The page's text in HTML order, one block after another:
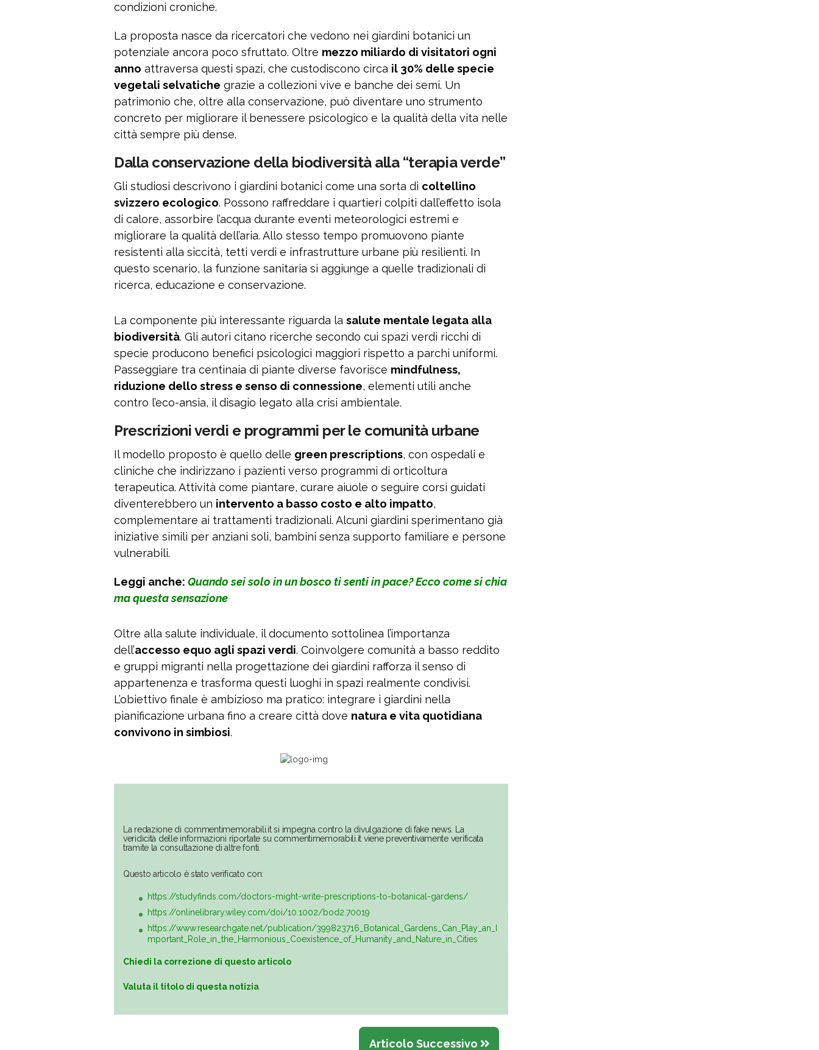
condizioni croniche.
La proposta nasce da ricercatori che vedono nei giardini botanici un
potenziale ancora poco sfruttato. Oltre mezzo miliardo di visitatori ogni
anno attraversa questi spazi, che custodiscono circa il 30% delle specie
vegetali selvatiche grazie a collezioni vive e banche dei semi. Un
patrimonio che, oltre alla conservazione, può diventare uno strumento
concreto per migliorare il benessere psicologico e la qualità della vita nelle
città sempre più dense.
Dalla conservazione della biodiversità alla “terapia verde”
Gli studiosi descrivono i giardini botanici come una sorta di coltellino
svizzero ecologico. Possono raffreddare i quartieri colpiti dall’effetto isola
di calore, assorbire l’acqua durante eventi meteorologici estremi e
migliorare la qualità dell’aria. Allo stesso tempo promuovono piante
resistenti alla siccità, tetti verdi e infrastrutture urbane più resilienti. In
questo scenario, la funzione sanitaria si aggiunge a quelle tradizionali di
ricerca, educazione e conservazione.
La componente più interessante riguarda la salute mentale legata alla
biodiversità. Gli autori citano ricerche secondo cui spazi verdi ricchi di
specie producono benefici psicologici maggiori rispetto a parchi uniformi.
Passeggiare tra centinaia di piante diverse favorisce mindfulness,
riduzione dello stress e senso di connessione, elementi utili anche
contro l’eco-ansia, il disagio legato alla crisi ambientale.
Prescrizioni verdi e programmi per le comunità urbane
Il modello proposto è quello delle green prescriptions, con ospedali e
cliniche che indirizzano i pazienti verso programmi di orticoltura
terapeutica. Attività come piantare, curare aiuole o seguire corsi guidati
diventerebbero un intervento a basso costo e alto impatto,
complementare ai trattamenti tradizionali. Alcuni giardini sperimentano già
iniziative simili per anziani soli, bambini senza supporto familiare e persone
vulnerabili.
Leggi anche: Quando sei solo in un bosco ti senti in pace? Ecco come si chia
ma questa sensazione
Oltre alla salute individuale, il documento sottolinea l’importanza
dell’accesso equo agli spazi verdi. Coinvolgere comunità a basso reddito
e gruppi migranti nella progettazione dei giardini rafforza il senso di
appartenenza e trasforma questi luoghi in spazi realmente condivisi.
L’obiettivo finale è ambizioso ma pratico: integrare i giardini nella
pianificazione urbana fino a creare città dove natura e vita quotidiana
convivono in simbiosi.
La redazione di commentimemorabili.it si impegna contro la divulgazione di fake news. La
veridicità delle informazioni riportate su commentimemorabili.it viene preventivamente verificata
tramite la consultazione di altre fonti.
Questo articolo è stato verificato con:
https://studyfinds.com/doctors-might-write-prescriptions-to-botanical-gardens/
https://onlinelibrary.wiley.com/doi/10.1002/bod2.70019
https://www.researchgate.net/publication/399823716_Botanical_Gardens_Can_Play_an_I
mportant_Role_in_the_Harmonious_Coexistence_of_Humanity_and_Nature_in_Cities
Chiedi la correzione di questo articolo
Valuta il titolo di questa notizia
Articolo Successivo